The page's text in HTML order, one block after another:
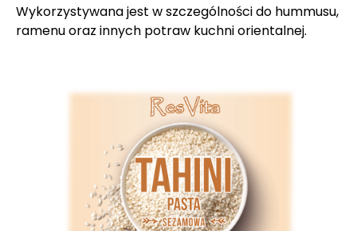
Wykorzystywana jest w szczególności do hummusu,
ramenu oraz innych potraw kuchni orientalnej.